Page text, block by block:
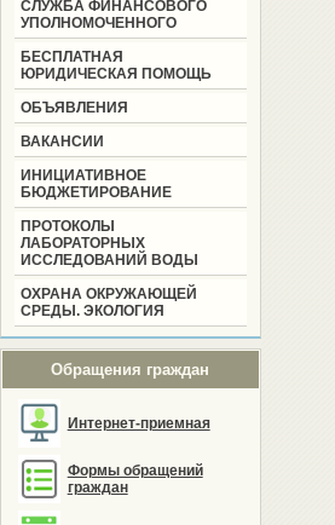
СЛУЖБА ФИНАНСОВОГО
УПОЛНОМОЧЕННОГО
БЕСПЛАТНАЯ
ЮРИДИЧЕСКАЯ ПОМОЩЬ
ОБЪЯВЛЕНИЯ
ВАКАНСИИ
ИНИЦИАТИВНОЕ
БЮДЖЕТИРОВАНИЕ
ПРОТОКОЛЫ
ЛАБОРАТОРНЫХ
ИССЛЕДОВАНИЙ ВОДЫ
ОХРАНА ОКРУЖАЮЩЕЙ
СРЕДЫ. ЭКОЛОГИЯ
Обращения граждан
Интернет-приемная
Формы обращений
граждан